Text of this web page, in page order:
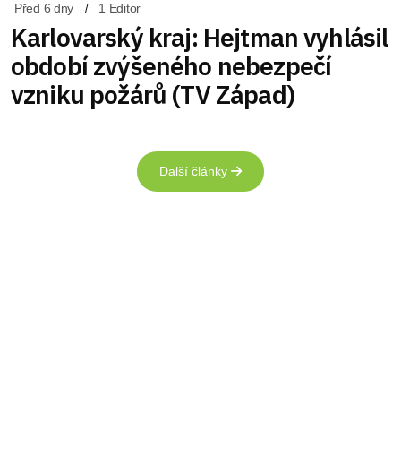
Před 6 dny 1 Editor
Karlovarský kraj: Hejtman vyhlásil
období zvýšeného nebezpečí
vzniku požárů (TV Západ)
Další články